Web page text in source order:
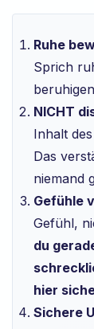
Ruhe
Sprich
NICHT
Inhalt
Das
niemand
Gefühle
Gefühl,
du
hier
Sichere